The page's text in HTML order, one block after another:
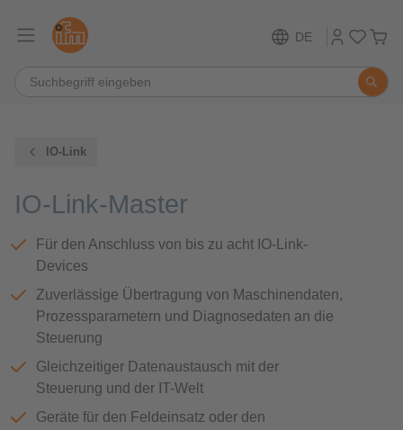
DE
IO-Link
IO-Link-Master
Für den Anschluss von bis zu acht IO-Link-
Devices
Zuverlässige Übertragung von Maschinendaten,
Prozessparametern und Diagnosedaten an die
Steuerung
Gleichzeitiger Datenaustausch mit der
Steuerung und der IT-Welt
Geräte für den Feldeinsatz oder den